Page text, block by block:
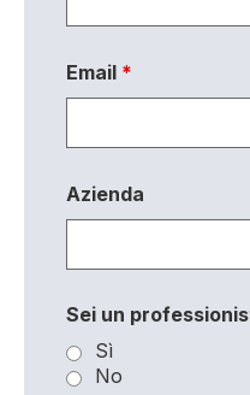
Email *
Azienda
Sei un
Sì
No